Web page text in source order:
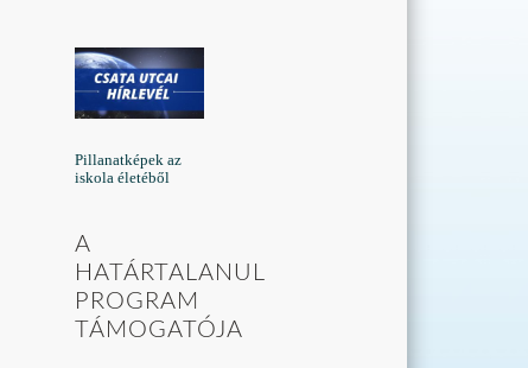
Pillanatképek az
iskola életéből
A
HATÁRTALANUL
PROGRAM
TÁMOGATÓJA